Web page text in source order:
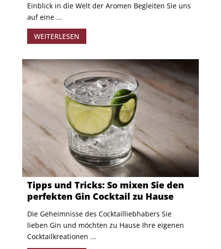
Einblick in die Welt der Aromen Begleiten Sie uns
auf eine ...
WEITERLESEN
Tipps und Tricks: So mixen Sie den
perfekten Gin Cocktail zu Hause
Die Geheimnisse des Cocktailliebhabers Sie
lieben Gin und möchten zu Hause Ihre eigenen
Cocktailkreationen ...